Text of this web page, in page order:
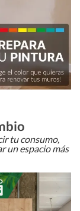
tu consumo,
un espacio más